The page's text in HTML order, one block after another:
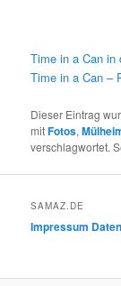
Time in a Can in
Time in a Can –
Dieser Eintrag
mitFotos,
verschlagwortet.
SAMAZ.DE
Impressum